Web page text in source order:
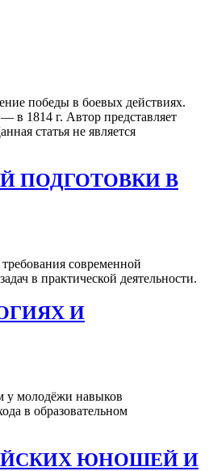
победы в боевых действиях.
в 1814 г. Автор представляет
статья не является
ПОДГОТОВКИ В
современной
в практической деятельности.
И
у молодёжи навыков
в образовательном
ЮНОШЕЙ И